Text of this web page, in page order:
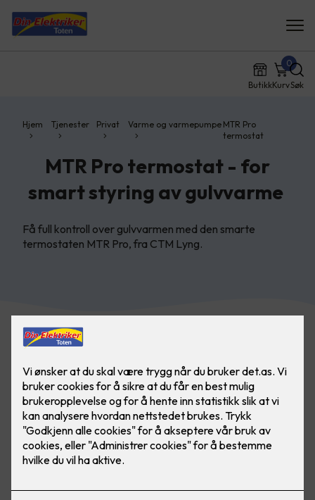
ButikkKurv
0
Søk
Hjem Tjenester Privat Varme og varmepumpe MTR Pro
termostat
MTR Pro termostat - for
smart styring av gulvvarme
Få full kontroll over gulvvarmen med den smarte
termostaten MTR Pro, fra CTM Lyng.